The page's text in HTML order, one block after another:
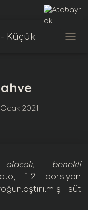
Ocak 2021
alacalı, benekli
1-2 porsiyon
süt